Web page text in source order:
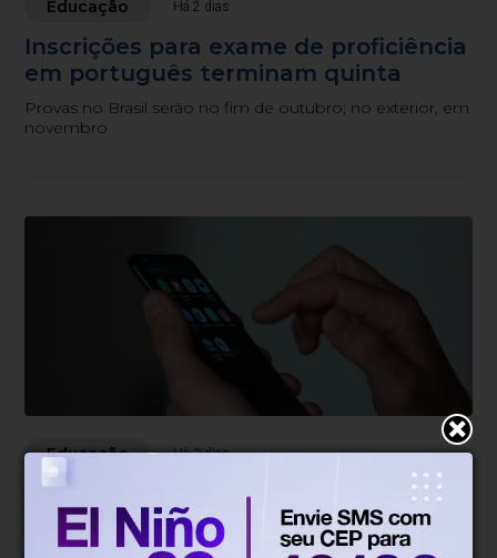
Educação Há 2 dias
Inscrições para exame de proficiência
em português terminam quinta
Provas no Brasil serão no fim de outubro; no exterior, em
novembro
Educação Há 3 dias
Impacto das telas na saúde mental já
é debatido em 80% das escolas